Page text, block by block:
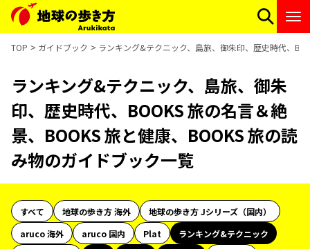
TOP ガイドブック ランキング&テクニック、島旅、御朱印、歴史時代、
ランキング&テクニック、島旅、御朱
印、歴史時代、BOOKS 旅の名言＆絶
景、BOOKS 旅と健康、BOOKS 旅の読
み物のガイドブック一覧
すべて 地球の歩き方 海外
地球の歩き方 Jシリーズ（国内）
aruco 海外
aruco 国内 Plat
ランキング&テクニック